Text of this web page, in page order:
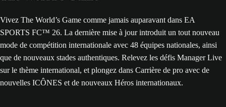
Vivez The World’s Game comme jamais auparavant dans EA
SPORTS FC™ 26. La dernière mise à jour introduit un tout nouveau
mode de compétition internationale avec 48 équipes nationales, ainsi
que de nouveaux stades authentiques. Relevez les défis Manager Live
sur le thème international, et plongez dans Carrière de pro avec de
nouvelles ICÔNES et de nouveaux Héros internationaux.